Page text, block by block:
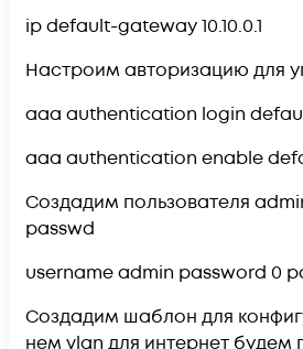
ip default-gateway 10.10.0.1
Настроим авторизацию для
aaa authentication login
aaa authentication enable
Cоздадим пользователя
passwd
username admin password 0
Создадим шаблон для
нем vlan для интернет будем